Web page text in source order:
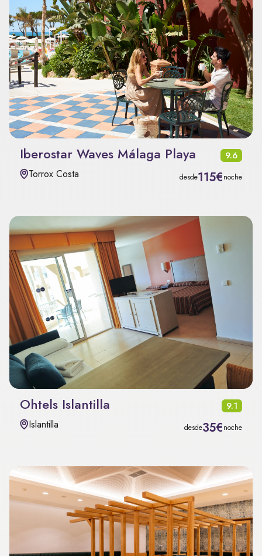
Iberostar Waves Málaga Playa 9.6
Torrox Costa desde115€noche
Ohtels Islantilla 9.1
Islantilla desde35€noche